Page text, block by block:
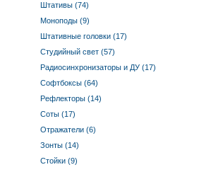
Штативы (74)
Моноподы (9)
Штативные головки (17)
Студийный свет (57)
Радиосинхронизаторы и ДУ (17)
Софтбоксы (64)
Рефлекторы (14)
Соты (17)
Отражатели (6)
Зонты (14)
Стойки (9)